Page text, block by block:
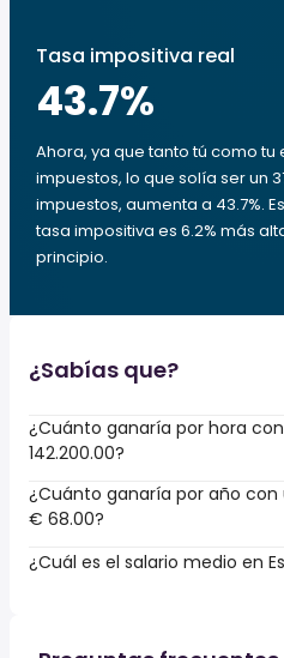
Tasa impositiva real
43.7%
Ahora, ya que tanto tú como
impuestos, lo que solía ser un
impuestos, aumenta a 43.7%.
tasa impositiva es 6.2% más
principio.
¿Sabías que?
¿Cuánto ganaría por hora
142.200.00?
¿Cuánto ganaría por año con
€ 68.00?
¿Cuál es el salario medio en